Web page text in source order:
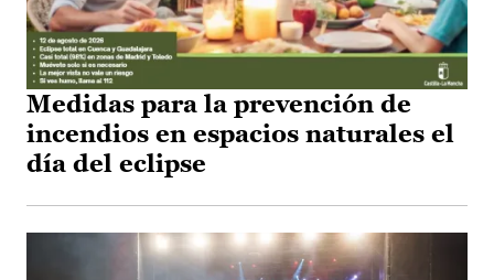
Medidas para la prevención de
incendios en espacios naturales el
día del eclipse